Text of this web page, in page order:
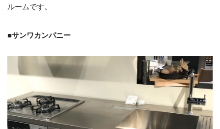
ルームです。
■サンワカンパニー